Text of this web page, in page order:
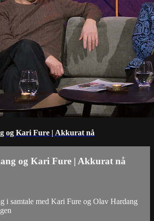
og Kari Fure | Akkurat nå
og Kari Fure | Akkurat nå
i samtale med Kari Fure og Olav Hardang